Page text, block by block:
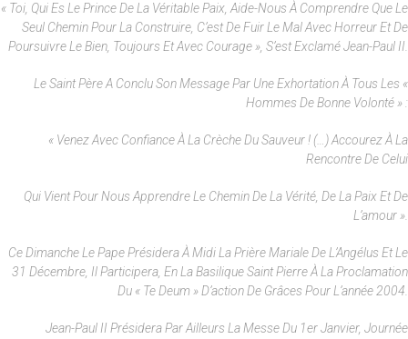
« Toi, Qui Es Le Prince De La Véritable Paix, Aide-Nous À Comprendre Que Le
Seul Chemin Pour La Construire, C’est De Fuir Le Mal Avec Horreur Et De
Poursuivre Le Bien, Toujours Et Avec Courage », S’est Exclamé Jean-Paul II.
Le Saint Père A Conclu Son Message Par Une Exhortation À Tous Les «
Hommes De Bonne Volonté » :
« Venez Avec Confiance À La Crèche Du Sauveur ! (…) Accourez À La
Rencontre De Celui
Qui Vient Pour Nous Apprendre Le Chemin De La Vérité, De La Paix Et De
L’amour ».
Ce Dimanche Le Pape Présidera À Midi La Prière Mariale De L’Angélus Et Le
31 Décembre, Il Participera, En La Basilique Saint Pierre À La Proclamation
Du « Te Deum » D’action De Grâces Pour L’année 2004.
Jean-Paul II Présidera Par Ailleurs La Messe Du 1er Janvier, Journée